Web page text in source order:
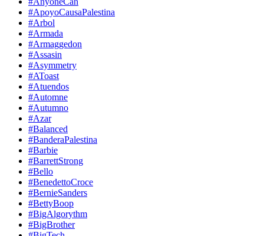
#ApoyoCausaPalestina
#Arbol
#Armada
#Armaggedon
#Assasin
#Asymmetry
#AToast
#Atuendos
#Automne
#Autumno
#Azar
#Balanced
#BanderaPalestina
#Barbie
#BarrettStrong
#Bello
#BenedettoCroce
#BernieSanders
#BettyBoop
#BigAlgorythm
#BigBrother